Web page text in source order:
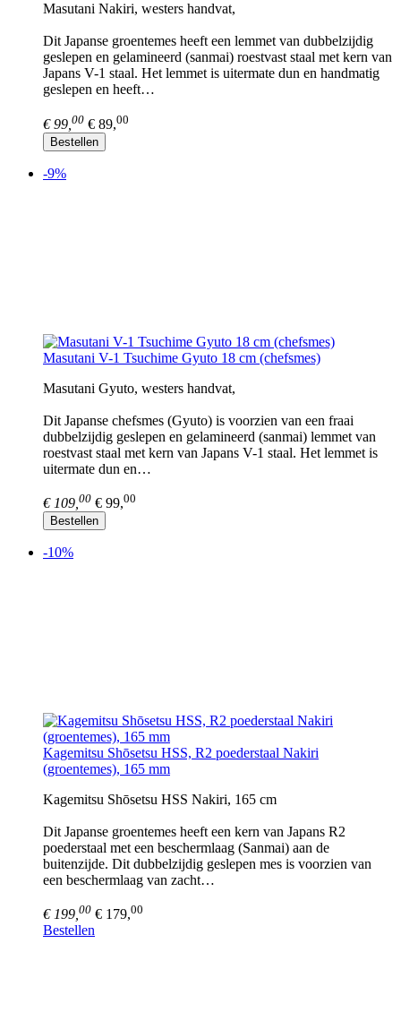
Masutani Nakiri, westers handvat,
Dit Japanse groentemes heeft een lemmet van dubbelzijdig
geslepen en gelamineerd (sanmai) roestvast staal met kern van
Japans V-1 staal. Het lemmet is uitermate dun en handmatig
geslepen en heeft…
€ 99, 00 € 89,00
Bestellen
-9%
Masutani V-1 Tsuchime Gyuto 18 cm (chefsmes)
Masutani Gyuto, westers handvat,
Dit Japanse chefsmes (Gyuto) is voorzien van een fraai
dubbelzijdig geslepen en gelamineerd (sanmai) lemmet van
roestvast staal met kern van Japans V-1 staal. Het lemmet is
uitermate dun en…
€ 109, 00 € 99,00
Bestellen
-10%
Kagemitsu Shōsetsu HSS, R2 poederstaal Nakiri
(groentemes), 165 mm
Kagemitsu Shōsetsu HSS Nakiri, 165 cm
Dit Japanse groentemes heeft een kern van Japans R2
poederstaal met een beschermlaag (Sanmai) aan de
buitenzijde. Dit dubbelzijdig geslepen mes is voorzien van
een beschermlaag van zacht…
€ 199, 00 € 179,00
Bestellen